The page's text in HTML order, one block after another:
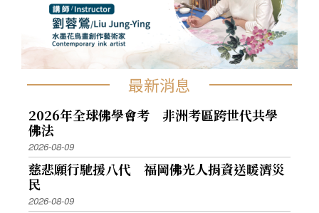
最新消息
2026年全球佛學會考 非洲考區跨世代共學
佛法
2026-08-09
慈悲願行馳援八代 福岡佛光人捐資送暖濟災
民
2026-08-09